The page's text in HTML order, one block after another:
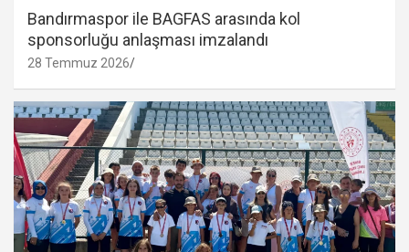
Bandırmaspor ile BAGFAS arasında kol
sponsorluğu anlaşması imzalandı
28 Temmuz 2026